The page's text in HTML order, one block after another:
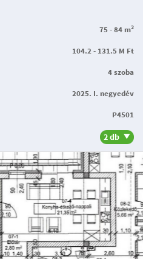
75 - 84 m2
104.2 - 131.5 M Ft
4 szoba
2025. I. negyedév
P4501
2 db